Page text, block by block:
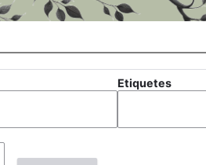
Etiquetes